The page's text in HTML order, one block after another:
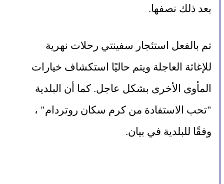
بعد ذلك نصفها.
وفقًا للبلدية في بيان.